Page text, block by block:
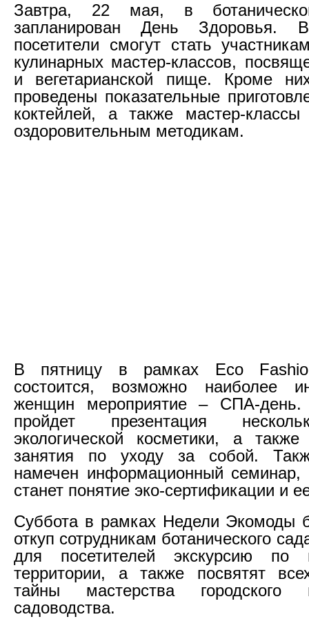
Завтра, 22 мая, в
запланирован День Здоровья.
посетители смогут стать
кулинарных мастер-классов,
и вегетарианской пище. Кроме
проведены показательные
коктейлей, а также мастер-
оздоровительным методикам.
В пятницу в рамках Eco
состоится, возможно наиболее
женщин мероприятие – СПА-
пройдет презентация
экологической косметики, а также
занятия по уходу за собой.
намечен информационный семинар,
станет понятие эко-сертификации и
Суббота в рамках Недели Экомоды
откуп сотрудникам ботанического
для посетителей экскурсию по
территории, а также посвятят
тайны мастерства
садоводства.